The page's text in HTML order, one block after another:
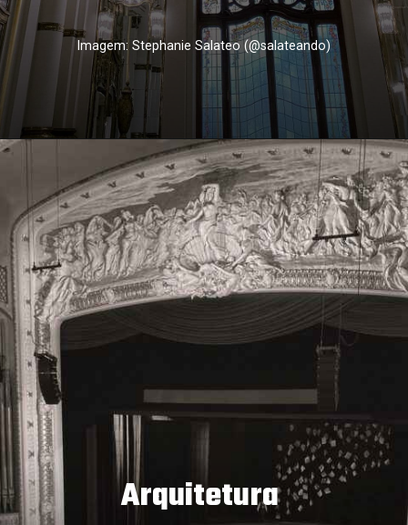
Imagem: Stephanie Salateo (@salateando)
Arquitetura